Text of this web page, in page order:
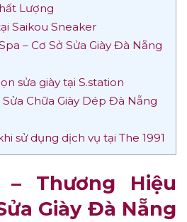
Lượng
Saikou Sneaker
– Cơ Sở Sửa Giày Đà Nẵng
sửa giày tại S.station
Sửa Chữa Giày Dép Đà Nẵng
sử dụng dịch vụ tại The 1991
– Thương Hiệu
Giày Đà Nẵng